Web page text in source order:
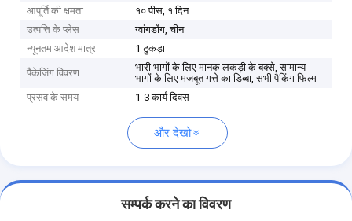
आपूर्ति की क्षमता
१० पीस, १ दिन
उत्पत्ति के प्लेस
ग्वांगडोंग, चीन
न्यूनतम आदेश मात्रा
1 टुकड़ा
पैकेजिंग विवरण
भारी भागों के लिए मानक लकड़ी के बक्से, सामान्य
भागों के लिए मजबूत गत्ते का डिब्बा, सभी पैकिंग फिल्म
प्रसव के समय
1-3 कार्य दिवस
और देखो
सम्पर्क करने का विवरण